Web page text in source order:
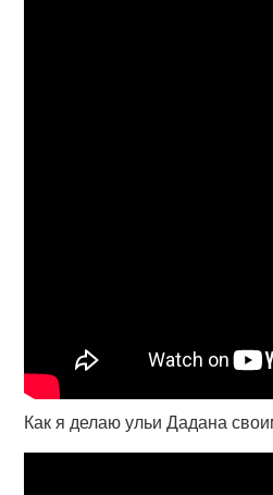
Как я делаю ульи Дадана